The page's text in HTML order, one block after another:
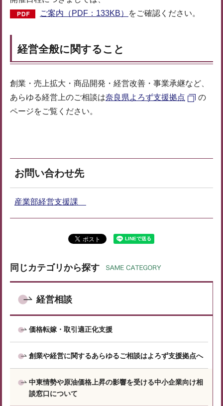
ご案内（PDF：133KB）
をご確認ください。
経営全般に関すること
創業・売上拡大・商品開発・経営改善・事業承継など、
あらゆる経営上のご相談は奈良県よろず支援拠点
の
ページをご覧ください。
お問い合わせ先
産業部経営支援課
同じカテゴリから探す
経営相談
価格転嫁・取引適正化支援
創業や経営に関するあらゆるご相談はよろず支援拠点へ
中東情勢や原油価格上昇の影響を受ける中小企業向け相
談窓口について